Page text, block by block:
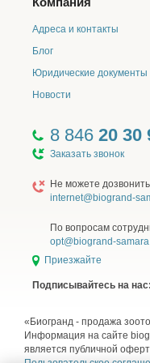
помещают в
бытовыми отходами.
Фармакологические
КонтрСексNeo капли
предназначенный
медиобазальные
гонадолиберины
являются пусковым
фолликулов и их
в комплексе с
контрацептивный
свойства
изменения в
имплантации
Ацетобумедон и
Адреса и контакты
Блог
Юридические документы
Новости
8 846 20 30
Заказать звонок
Не можете
internet@biogrand-
По вопросам
opt@biogrand-
Приезжайте
Подписывайтесь на нас:
«Биогранд - продажа
Информация на сайте
является публичной